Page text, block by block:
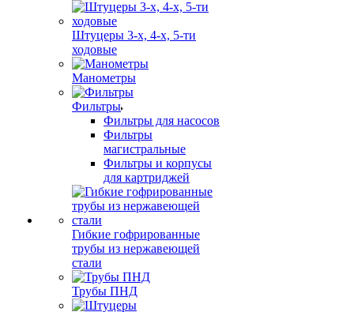
Штуцеры 3-х, 4-х, 5-ти
ходовые
Манометры
Фильтры
Фильтры для насосов
Фильтры
магистральные
Фильтры и корпусы
для картриджей
Гибкие гофрированные
трубы из нержавеющей
стали
Трубы ПНД